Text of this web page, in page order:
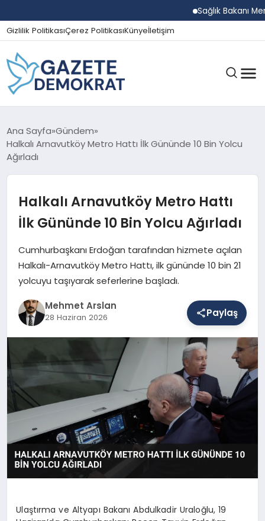
Sağlık Bakanı
Gizlilik PolitikasıÇerez PolitikasıKünyeİletişim
GÜNDEM
EKONOMI
SPOR
MAGAZIN
SAĞLIK
DÜNYA
YAŞAM
Ana Sayfa Gündem
Halkalı Arnavutköy Metro Hattı İlk Gününde 10 Bin Yolcu
Ağırladı
Halkalı Arnavutköy Metro Hattı
İlk Gününde 10 Bin Yolcu Ağırladı
Cumhurbaşkanı Erdoğan tarafından hizmete açılan
Halkalı-Arnavutköy Metro Hattı, ilk gününde 10 bin 21
yolcuyu taşıyarak seferlerine başladı.
Mehmet Arslan
28 Haziran 2026 Paylaş
Ulaştırma ve Altyapı Bakanı Abdulkadir Uraloğlu, 19